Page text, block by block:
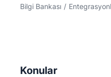
Bilgi Bankası /
Konular